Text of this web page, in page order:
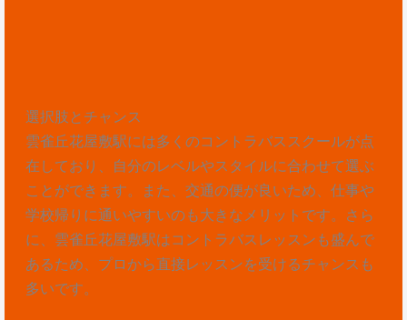
選択肢とチャンス
雲雀丘花屋敷駅には多くのコントラバススクールが点
在しており、自分のレベルやスタイルに合わせて選ぶ
ことができます。また、交通の便が良いため、仕事や
学校帰りに通いやすいのも大きなメリットです。さら
に、雲雀丘花屋敷駅はコントラバスレッスンも盛んで
あるため、プロから直接レッスンを受けるチャンスも
多いです。